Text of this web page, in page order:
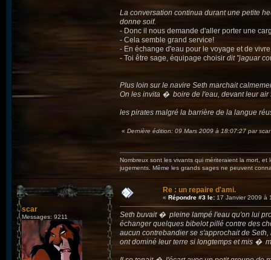
La conversation continua durant une petite
donne soif.
- Donc il nous demande d'aller porter une
- Cela semble grand service!
- En échange d'eau pour le voyage et de
- Toi être sage, équipage choisir dit "jaguar
Plus loin sur le navire Seth marchait
On les invita � boire de l'eau, devant leur air
les pirates malgré la barrière de la langue
« Dernière édition: 09 Mars 2009 à 18:07:27 par scar
Nombreux sont les vivants qui mériteraient la mort,
jugements. Même les grands sages ne peuvent
scar
Messages: 9211
Re : un repaire d'ami.
« Répondre #3 le: 17 Janvier 2009 à
Seth buvait � pleine lampé l'eau qu'on lui
échanger quelques bibelot pillé contre des
aucun contrebandier se s'approchait de
ont dominé leur terre si longtemps et mis �